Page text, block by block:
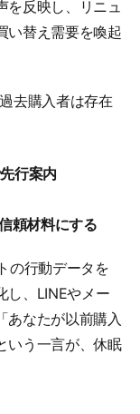
を反映し、リニュ
い替え需要を喚起
去購入者は存在
行案内
頼材料にする
の行動データを
し、LINEやメー
あなたが以前購入
いう一言が、休眠